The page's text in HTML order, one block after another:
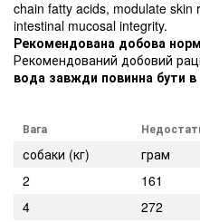
chain fatty acids, modulate
intestinal mucosal integrity.
Рекомендована добова
Рекомендований добовий
вода завжди повинна бути в
Вага
собаки (кг) грам
2
161
4
272